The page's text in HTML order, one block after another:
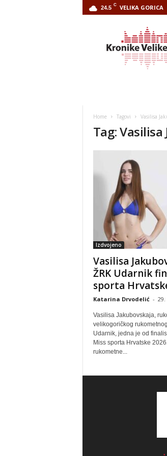
24.5 C VELIKA GORICA
Home Tagovi Vasilisa
Tag:
Izdvojeno
Vasilisa
ŽRK Udarnik
sporta
Katarina Drvodelić -
Vasilisa Jakubovskaja,
velikogoričkog
Udarnik, jedna je od
Miss sporta Hrvatske
rukometne...